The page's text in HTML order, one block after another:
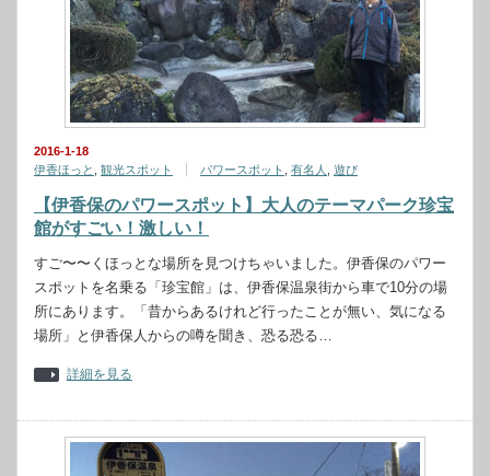
2016-1-18
伊香ほっと
観光スポット パワースポット 有名人 遊び
【伊香保のパワースポット】大人のテーマパーク珍宝
館がすごい！激しい！
すご〜〜くほっとな場所を見つけちゃいました。伊香保のパワー
スポットを名乗る「珍宝館」は、伊香保温泉街から車で10分の場
所にあります。「昔からあるけれど行ったことが無い、気になる
場所」と伊香保人からの噂を聞き、恐る恐る…
詳細を見る